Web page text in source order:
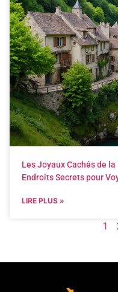
Les Joyaux Cachés de
Endroits Secrets pour
LIRE PLUS »
1